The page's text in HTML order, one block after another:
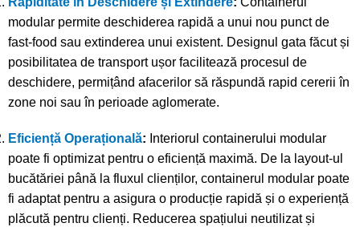
modular permite deschiderea rapidă a unui nou punct de
fast-food sau extinderea unui existent. Designul gata făcut și
posibilitatea de transport ușor facilitează procesul de
deschidere, permițând afacerilor să răspundă rapid cererii în
zone noi sau în perioade aglomerate.
Eficiență Operațională: Interiorul containerului modular
poate fi optimizat pentru o eficiență maximă. De la layout-ul
bucătăriei până la fluxul clienților, containerul modular poate
fi adaptat pentru a asigura o producție rapidă și o experiență
plăcută pentru clienți. Reducerea spațiului neutilizat și